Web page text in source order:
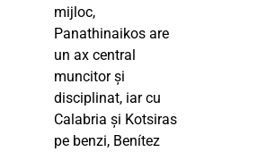
mijloc,
Panathinaikos are
un ax central
muncitor și
disciplinat, iar cu
Calabria și Kotsiras
pe benzi, Benítez